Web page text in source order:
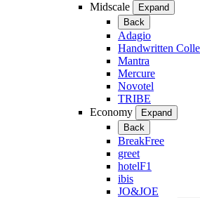
Midscale
Expand
Back
Adagio
Handwritten
Mantra
Mercure
Novotel
TRIBE
Economy
Expand
Back
BreakFree
greet
hotelF1
ibis
JO&JOE